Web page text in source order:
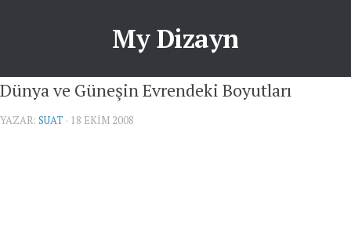
My Dizayn
Dünya ve Güneşin Evrendeki Boyutları
YAZAR: SUAT · 18 EKIM 2008